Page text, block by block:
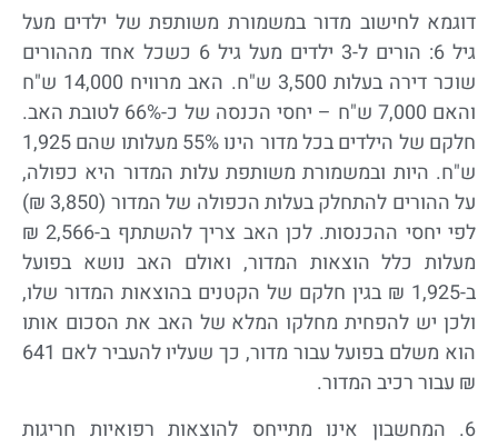
דוגמא לחישוב מדור במשמורת משותפת של ילדים מעל
גיל 6: הורים ל-3 ילדים מעל גיל 6 כשכל אחד מההורים
שוכר דירה בעלות 3,500 ש"ח. האב מרוויח 14,000 ש"ח
והאם 7,000 ש"ח – יחסי הכנסה של כ-66% לטובת האב.
חלקם של הילדים בכל מדור הינו 55% מעלותו שהם 1,925
ש"ח. היות ובמשמורת משותפת עלות המדור היא כפולה,
על ההורים להתחלק בעלות הכפולה של המדור (3,850 ₪)
לפי יחסי ההכנסות. לכן האב צריך להשתתף ב-2,566 ₪
מעלות כלל הוצאות המדור, ואולם האב נושא בפועל
ב-1,925 ₪ בגין חלקם של הקטנים בהוצאות המדור שלו,
ולכן יש להפחית מחלקו המלא של האב את הסכום אותו
הוא משלם בפועל עבור מדור, כך שעליו להעביר לאם 641
₪ עבור רכיב המדור.
6. המחשבון אינו מתייחס להוצאות רפואיות חריגות